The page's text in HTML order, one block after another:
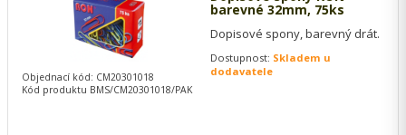
barevné 32mm, 75ks
Dopisové spony, barevný drát.
Dostupnost: Skladem u
dodavatele
Objednací kód: CM20301018
Kód produktu BMS/CM20301018/PAK